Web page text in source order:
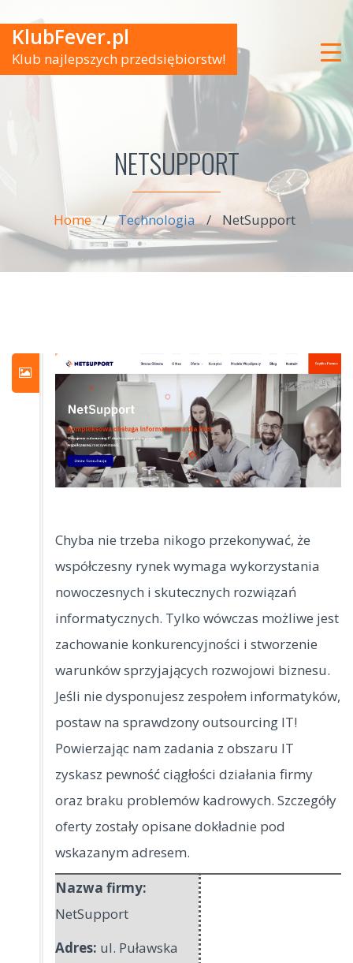
KlubFever.pl
Klub najlepszych przedsiębiorstw!
NETSUPPORT
Home / Technologia / NetSupport
Chyba nie trzeba nikogo przekonywać, że
współczesny rynek wymaga wykorzystania
nowoczesnych i skutecznych rozwiązań
informatycznych. Tylko wówczas możliwe jest
zachowanie konkurencyjności i stworzenie
warunków sprzyjających rozwojowi biznesu.
Jeśli nie dysponujesz zespołem informatyków,
postaw na sprawdzony outsourcing IT!
Powierzając nam zadania z obszaru IT
zyskasz pewność ciągłości działania firmy
oraz braku problemów kadrowych. Szczegóły
oferty zostały opisane dokładnie pod
wskazanym adresem.
Nazwa firmy:
NetSupport
Adres: ul. Puławska